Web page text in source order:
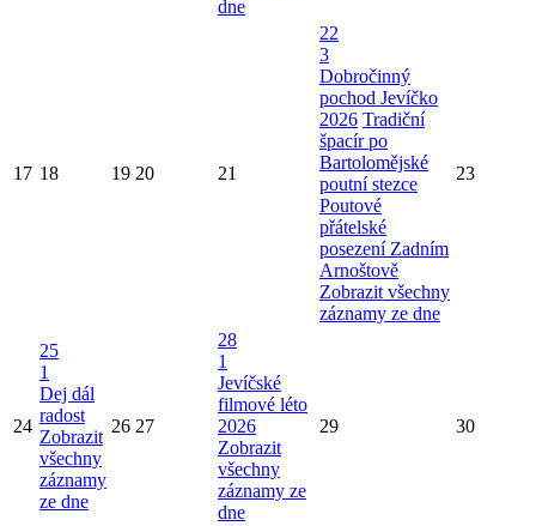
dne
17 18 19 20 21
22
3
Dobročinný
pochod Jevíčko
2026 Tradiční
špacír po
Bartolomějské
poutní stezce
Poutové
přátelské
posezení Zadním
Arnoštově
Zobrazit všechny
záznamy ze dne
23
24
25
1
Dej dál
radost
Zobrazit
všechny
záznamy
ze dne
26 27
28
1
Jevíčské
filmové léto
2026
Zobrazit
všechny
záznamy ze
dne
29 30